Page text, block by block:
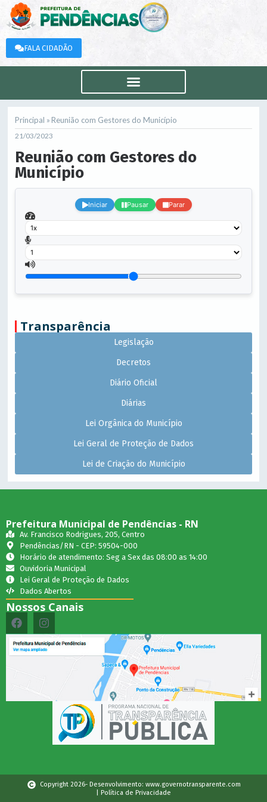
FALA CIDADÃO
Principal » Reunião com Gestores do Município
21/03/2023
Reunião com Gestores do
Município
Iniciar Pausar Parar
Transparência
Legislação
Decretos
Diário Oficial
Diárias
Lei Orgânica do Município
Lei Geral de Proteção de Dados
Lei de Criação do Município
Prefeitura Municipal de Pendências - RN
Av. Francisco Rodrigues, 205, Centro
Pendências/RN - CEP: 59504-000
Horário de atendimento: Seg a Sex das 08:00 as 14:00
Ouvidoria Municipal
Lei Geral de Proteção de Dados
Dados Abertos
Nossos Canais
Copyright 2026- Desenvolvimento: www.governotransparente.com
| Política de Privacidade